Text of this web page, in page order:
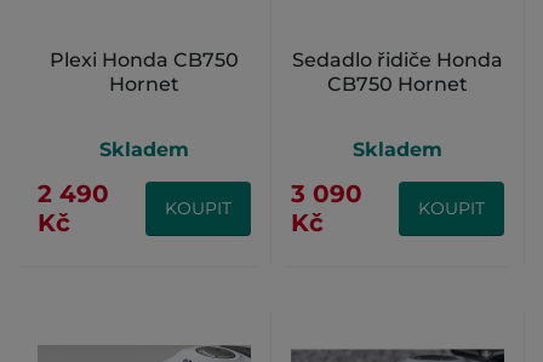
Plexi Honda CB750
Hornet
Skladem
2 490
Kč
KOUPIT
Sedadlo řidiče Honda
CB750 Hornet
Skladem
3 090
Kč
KOUPIT